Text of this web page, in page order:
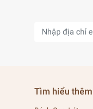
Tìm hiểu thêm